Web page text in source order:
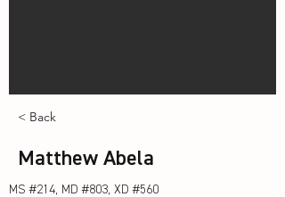
< Back
Matthew Abela
MS #214, MD #803, XD #560